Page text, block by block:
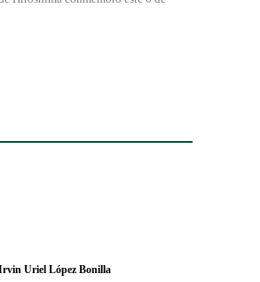
Uriel López Bonilla